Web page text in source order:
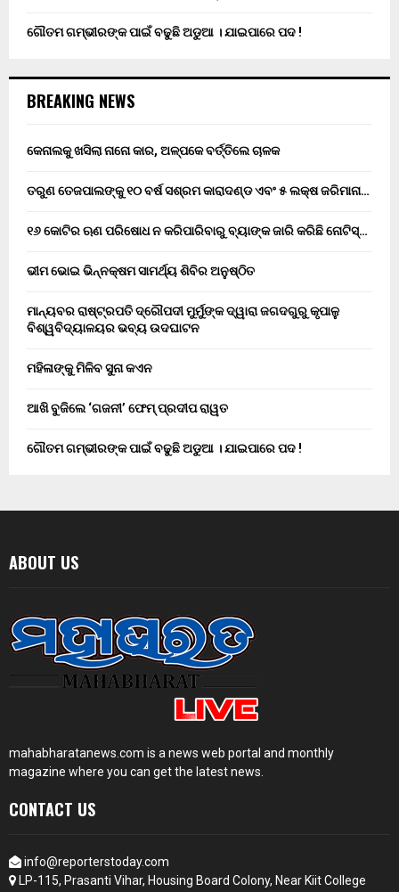
ଗୌତମ ଗମ୍ଭୀରଙ୍କ ପାଇଁ ବଢୁଛି ଅଡୁଆ । ଯାଇପାରେ ପଦ !
BREAKING NEWS
କେନାଲକୁ ଖସିଲା ନାନୋ କାର, ଅଳ୍ପକେ ବର୍ତ୍ତିଲେ ଚାଳକ
ତରୁଣ ତେଜପାଲଙ୍କୁ ୧୦ ବର୍ଷ ସଶ୍ରମ କାରାଦଣ୍ଡ ଏବଂ ₹୫ ଲକ୍ଷ ଜରିମାନା…
୧୬ କୋଟିର ଋଣ ପରିଷୋଧ ନ କରିପାରିବାରୁ ବ୍ୟାଙ୍କ ଜାରି କରିଛି ନୋଟିସ୍…
ଭୀମ ଭୋଇ ଭିନ୍ନକ୍ଷମ ସାମର୍ଥ୍ୟ ଶିବିର ଅନୁଷ୍ଠିତ
ମାନ୍ୟବର ରାଷ୍ଟ୍ରପତି ଦ୍ରୌପଦୀ ମୁର୍ମୁଙ୍କ ଦ୍ୱାରା ଜଗଦଗୁରୁ କୃପାଳୁ
ବିଶ୍ୱବିଦ୍ୟାଳୟର ଭବ୍ୟ ଉଦଘାଟନ
ମହିଳାଙ୍କୁ ମିଳିବ ସୁନା କଏନ
ଆଖି ବୁଜିଲେ ‘ଗଜନୀ’ ଫେମ୍ ପ୍ରଦୀପ ରାୱତ
ଗୌତମ ଗମ୍ଭୀରଙ୍କ ପାଇଁ ବଢୁଛି ଅଡୁଆ । ଯାଇପାରେ ପଦ !
ABOUT US
mahabharatanews.com is a news web portal and monthly
magazine where you can get the latest news.
CONTACT US
info@reporterstoday.com
LP-115, Prasanti Vihar, Housing Board Colony, Near Kiit College